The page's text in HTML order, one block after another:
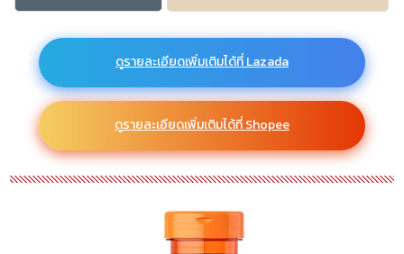
ดูรายละเอียดเพิ่มเติมได้ที่ Lazada
ดูรายละเอียดเพิ่มเติมได้ที่ Shopee